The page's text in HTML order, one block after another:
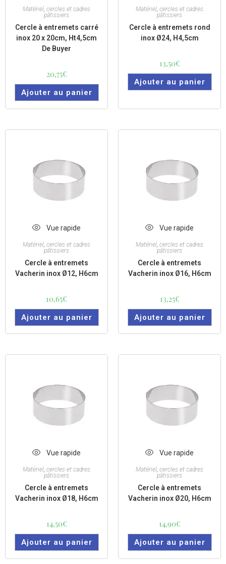
Matériel cercles et cadres
pâtissiers
Cercle à entremets carré
inox 20 x 20cm, Ht4,5cm
De Buyer
20,75€
Ajouter au panier
Matériel cercles et cadres
pâtissiers
Cercle à entremets rond
inox Ø24, H4,5cm
13,50€
Ajouter au panier
Vue rapide
Matériel, cercles et cadres
pâtissiers
Cercle à entremets
Vacherin inox Ø12, H6cm
10,65€
Ajouter au panier
Vue rapide
Matériel, cercles et cadres
pâtissiers
Cercle à entremets
Vacherin inox Ø16, H6cm
13,25€
Ajouter au panier
Vue rapide
Matériel, cercles et cadres
pâtissiers
Cercle à entremets
Vacherin inox Ø18, H6cm
14,50€
Ajouter au panier
Vue rapide
Matériel, cercles et cadres
pâtissiers
Cercle à entremets
Vacherin inox Ø20, H6cm
14,90€
Ajouter au panier